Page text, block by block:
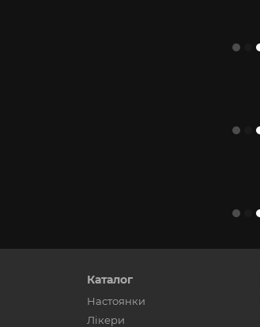
Каталог
Настоянки
Лікери